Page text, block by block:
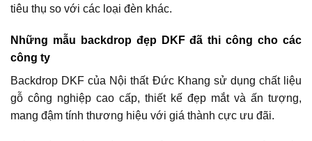
tiêu thụ so với các loại đèn khác.
Những mẫu backdrop đẹp DKF đã thi công cho các
công ty
Backdrop DKF của Nội thất Đức Khang sử dụng chất liệu
gỗ công nghiệp cao cấp, thiết kế đẹp mắt và ấn tượng,
mang đậm tính thương hiệu với giá thành cực ưu đãi.